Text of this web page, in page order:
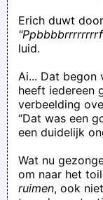
Erich duwt
luid.
Ai... Dat begon
heeft iedereen
verbeelding
“Dat was een
een duidelijk
Wat nu
om naar het
ruimen, ook